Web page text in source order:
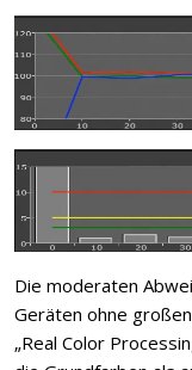
Die moderaten
Geräten ohne
„Real Color